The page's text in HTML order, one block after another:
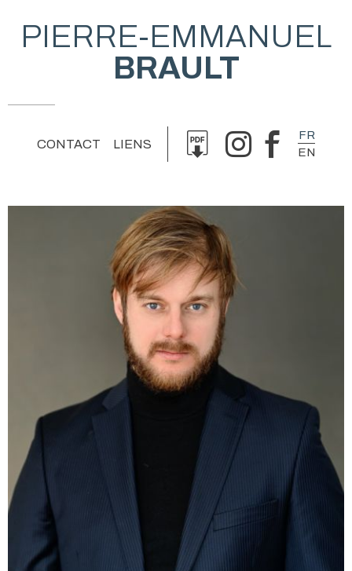
PIERRE-EMMANUEL
BRAULT
CONTACT LIENS
FR
EN